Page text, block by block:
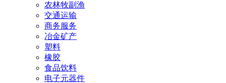
农林牧副渔
交通运输
商务服务
冶金矿产
塑料
橡胶
食品饮料
电子元器件